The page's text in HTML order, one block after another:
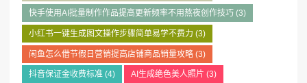
快手使用AI批量制作作品提高更新频率不用熬夜创作技巧(3)
小红书一键生成图文操作步骤简单易学不费力 (3)
闲鱼怎么借节假日营销提高店铺商品销量攻略(3)
抖音保证金收费标准(4) AI生成绝色美人照片 (3)